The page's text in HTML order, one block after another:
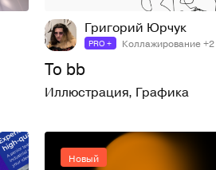
Григорий Юрчук
PRO + Коллажирование +2
To bb
Иллюстрация, Графика
Новый